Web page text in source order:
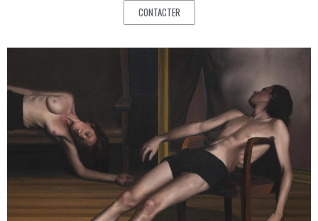
CONTACTER